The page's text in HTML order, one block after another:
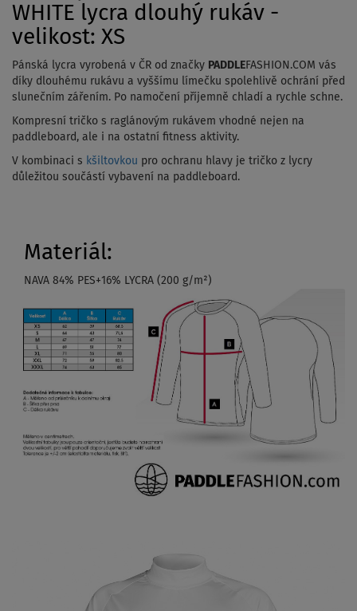
WHITE lycra dlouhý rukáv -
velikost: XS
Pánská lycra vyrobená v ČR od značky PADDLEFASHION.COM vás
díky dlouhému rukávu a vyššímu límečku spolehlivě ochrání před
slunečním zářením. Po namočení příjemně chladí a rychle schne.
Kompresní tričko s raglánovým rukávem vhodné nejen na
paddleboard, ale i na ostatní fitness aktivity.
V kombinaci s kšiltovkou pro ochranu hlavy je tričko z lycry
důležitou součástí vybavení na paddleboard.
Materiál:
NAVA 84% PES+16% LYCRA (200 g/m²)